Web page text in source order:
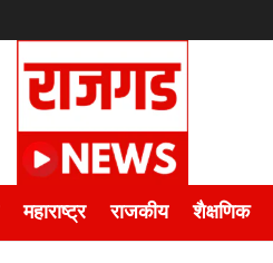
महाराष्ट्र राजकीय शैक्षणिक